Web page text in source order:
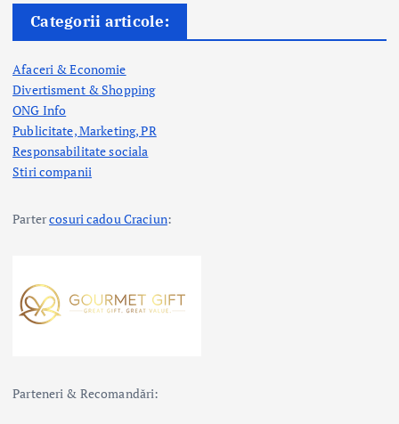
Categorii articole:
Afaceri & Economie
Divertisment & Shopping
ONG Info
Publicitate, Marketing, PR
Responsabilitate sociala
Stiri companii
Partercosuri cadou Craciun:
Parteneri & Recomandări: